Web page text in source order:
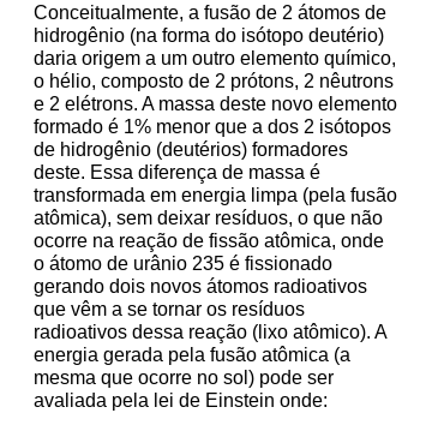
Conceitualmente, a fusão de 2 átomos de
hidrogênio (na forma do isótopo deutério)
daria origem a um outro elemento químico,
o hélio, composto de 2 prótons, 2 nêutrons
e 2 elétrons. A massa deste novo elemento
formado é 1% menor que a dos 2 isótopos
de hidrogênio (deutérios) formadores
deste. Essa diferença de massa é
transformada em energia limpa (pela fusão
atômica), sem deixar resíduos, o que não
ocorre na reação de fissão atômica, onde
o átomo de urânio 235 é fissionado
gerando dois novos átomos radioativos
que vêm a se tornar os resíduos
radioativos dessa reação (lixo atômico). A
energia gerada pela fusão atômica (a
mesma que ocorre no sol) pode ser
avaliada pela lei de Einstein onde: